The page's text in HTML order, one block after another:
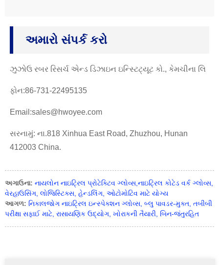
અમારો સંપર્ક કરો
ઝુઝોઉ રબર રિસર્ચ એન્ડ ડિઝાઇન ઇન્સ્ટિટ્યૂટ કો., કેમચીના લિ
ફોન:86-731-22495135
Email:sales@hwoyee.com
સરનામું: ના.818 Xinhua East Road, Zhuzhou, Hunan
412003 China.
અગાઉના: નાયલોન નાઇટ્રિલ પ્રોટેક્ટિવ ગ્લોવ્સ,નાઇટ્રિલ કોટેડ વર્ક ગ્લોવ્સ,
વેરહાઉસિંગ, લોજિસ્ટિક્સ, હેન્ડલિંગ, ઓટોમોટિવ માટે યોગ્ય
આગળ: નિકાલજોગ નાઇટ્રિલ ઇન્સ્પેક્શન ગ્લોવ્સ, બ્લુ પાવડર-મુક્ત, તબીબી
પરીક્ષા સફાઈ માટે, રાસાયણિક ઉદ્યોગ, ખોરાકની તૈયારી, બિન-જંતુરહિત